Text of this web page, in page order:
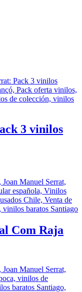
3 vinilos
Com Raja